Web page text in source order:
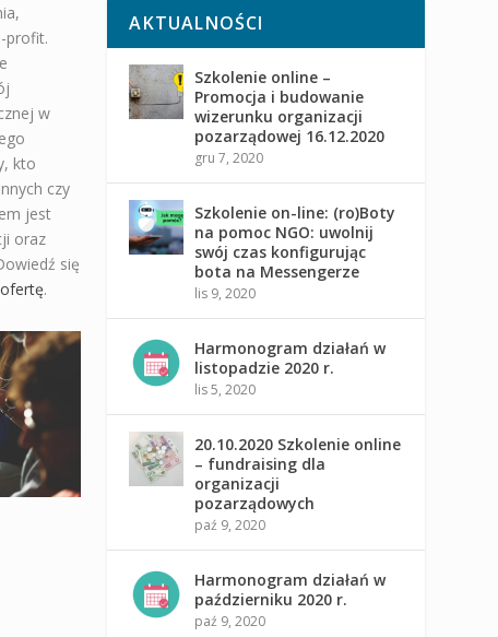
profit.
w
kto
czy
jest
oraz
się
.
AKTUALNOŚCI
Szkolenie online –
Promocja i budowanie
wizerunku organizacji
pozarządowej 16.12.2020
gru 7, 2020
Szkolenie on-line: (ro)Boty
na pomoc NGO: uwolnij
swój czas konfigurując
bota na Messengerze
lis 9, 2020
Harmonogram działań w
listopadzie 2020 r.
lis 5, 2020
20.10.2020 Szkolenie online
– fundraising dla
organizacji
pozarządowych
paź 9, 2020
Harmonogram działań w
październiku 2020 r.
paź 9, 2020